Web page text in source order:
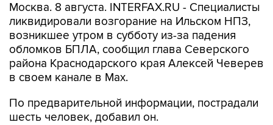
Москва. 8 августа. INTERFAX.RU - Специалисты
ликвидировали возгорание на Ильском НПЗ,
возникшее утром в субботу из-за падения
обломков БПЛА, сообщил глава Северского
района Краснодарского края Алексей Чеверев
в своем канале в Max.
По предварительной информации, пострадали
шесть человек, добавил он.